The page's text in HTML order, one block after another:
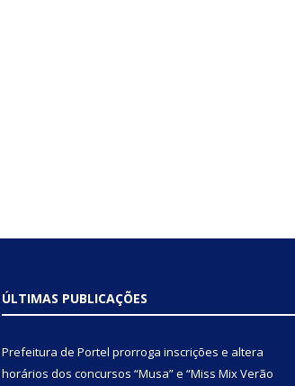
ÚLTIMAS PUBLICAÇÕES
Prefeitura de Portel prorroga inscrições e altera
horários dos concursos “Musa” e “Miss Mix Verão